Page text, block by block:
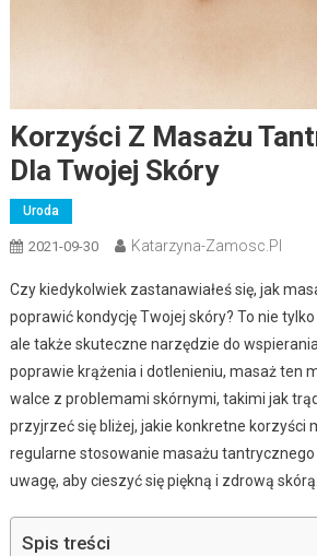
Korzyści Z Masażu
Dla Twojej Skóry
Uroda
2021-09-30 Katarzyna-Zamosc.pl
Czy kiedykolwiek zastanawiałeś się, jak
poprawić kondycję Twojej skóry? To nie
ale także skuteczne narzędzie do
poprawie krążenia i dotlenieniu, masaż ten
walce z problemami skórnymi, takimi jak
przyjrzeć się bliżej, jakie konkretne korzyści
regularne stosowanie masażu
uwagę, aby cieszyć się piękną i zdrową skórą.
Spis treści